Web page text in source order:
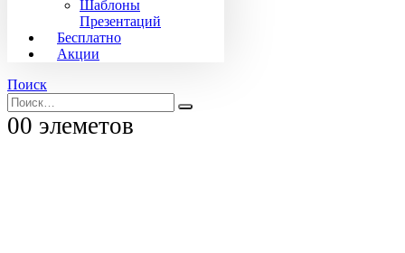
Шаблоны
Презентаций
Бесплатно
Акции
Поиск
00 элеметов